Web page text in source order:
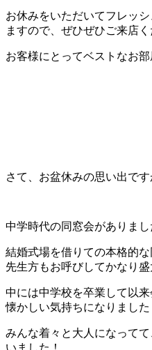
お休みをいただいてフレッ
ますので、ぜひぜひご来店く
お客様にとってベストなお部
さて、お盆休みの思い出です
中学時代の同窓会がありまし
結婚式場を借りての本格的
先生方もお呼びしてかなり盛
中には中学校を卒業して以
懐かしい気持ちになりました
みんな着々と大人になって
いました！